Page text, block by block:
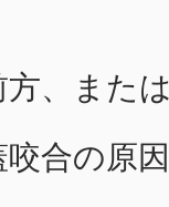
方、また
咬合の原